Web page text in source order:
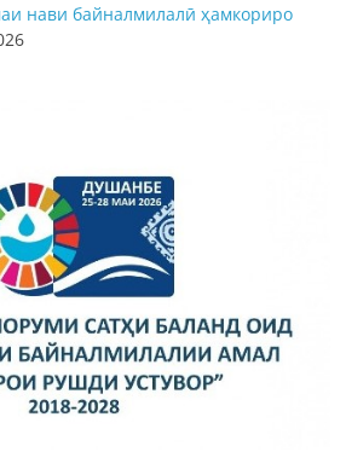
нави байналмилалӣ ҳамкориро